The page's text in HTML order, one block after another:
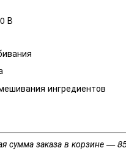
В
ингредиентов
сумма заказа в корзине —